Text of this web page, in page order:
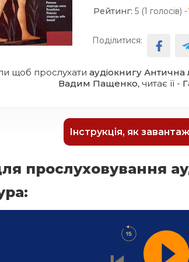
Рейтинг: 5 (1 голосів) -
Поділитися:
щоб прослухати аудіокнигу Антична
Вадим Пащенко, читає її -
Інструкція, як
прослуховування